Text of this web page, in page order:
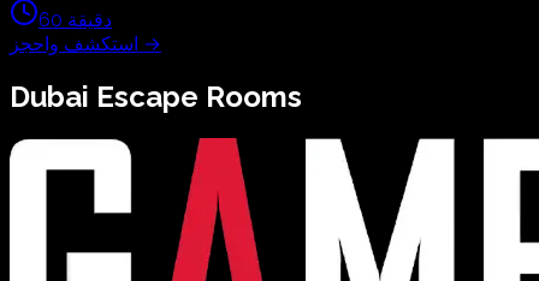
60 دقيقة
استكشف واحجز →
Dubai Escape Rooms